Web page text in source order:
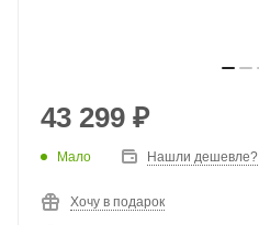
43 299 ₽
Мало Нашли дешевле?
Хочу в подарок